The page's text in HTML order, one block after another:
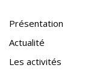
Présentation
Actualité
Les activités